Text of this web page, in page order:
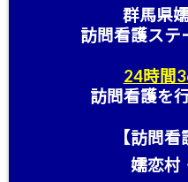
群馬県
訪問看護ステ
24時間
訪問看護を
【訪問看
嬬恋村